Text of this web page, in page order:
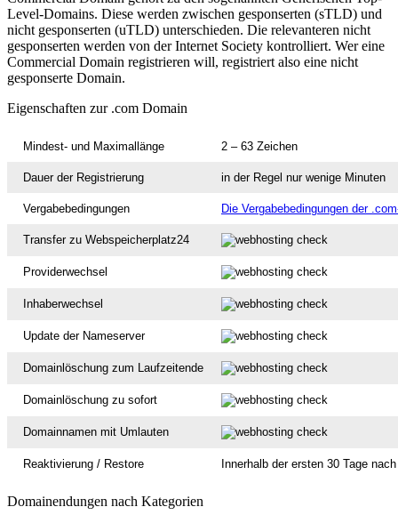
Level-Domains. Diese werden zwischen gesponserten (sTLD) und
nicht gesponserten (uTLD) unterschieden. Die relevanteren nicht
gesponserten werden von der Internet Society kontrolliert. Wer eine
Commercial Domain registrieren will, registriert also eine nicht
gesponserte Domain.
Eigenschaften zur .com Domain
Mindest- und Maximallänge 2 – 63 Zeichen
Dauer der Registrierung in der Regel nur wenige Minuten
Vergabebedingungen Die Vergabebedingungen der
Transfer zu Webspeicherplatz24
Providerwechsel
Inhaberwechsel
Update der Nameserver
Domainlöschung zum Laufzeitende
Domainlöschung zu sofort
Domainnamen mit Umlauten
Reaktivierung / Restore Innerhalb der ersten 30 Tage
Domainendungen nach Kategorien